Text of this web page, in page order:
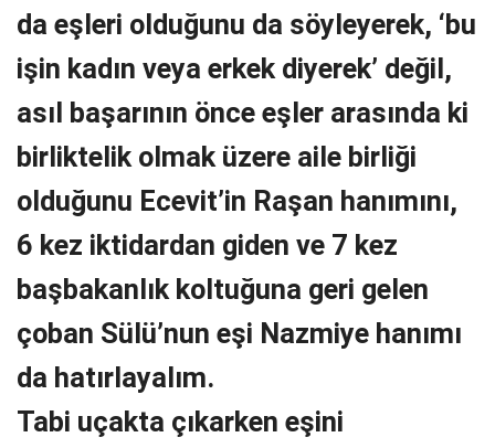
da eşleri olduğunu da söyleyerek, ‘bu
işin kadın veya erkek diyerek’ değil,
asıl başarının önce eşler arasında ki
birliktelik olmak üzere aile birliği
olduğunu Ecevit’in Raşan hanımını,
6 kez iktidardan giden ve 7 kez
başbakanlık koltuğuna geri gelen
çoban Sülü’nun eşi Nazmiye hanımı
da hatırlayalım.
Tabi uçakta çıkarken eşini